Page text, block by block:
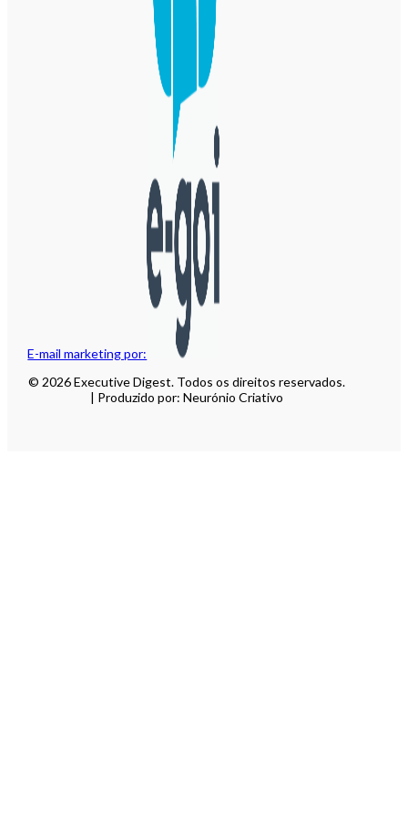
E-mail marketing por:
© 2026 Executive Digest. Todos os direitos reservados.
| Produzido por: Neurónio Criativo